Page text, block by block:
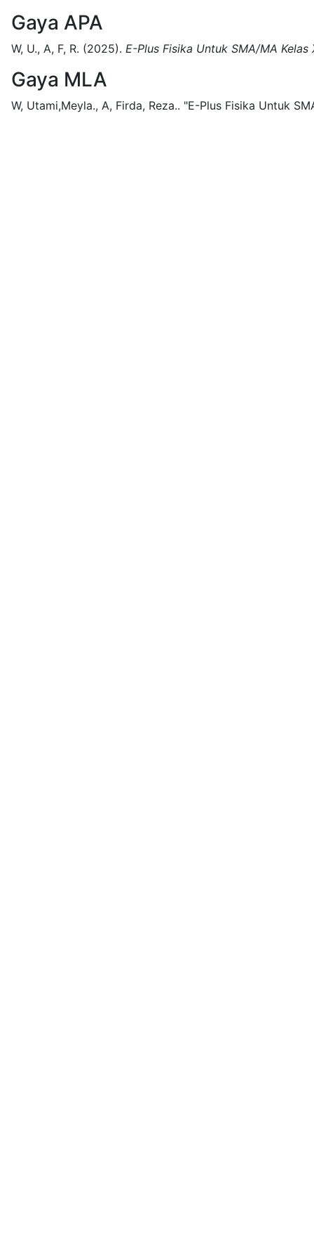
Gaya APA
W, U., A, F, R. (2025). E-Plus Fisika Untuk SMA/MA Kelas
Gaya MLA
W, Utami,Meyla., A, Firda, Reza.. "E-Plus Fisika Untuk